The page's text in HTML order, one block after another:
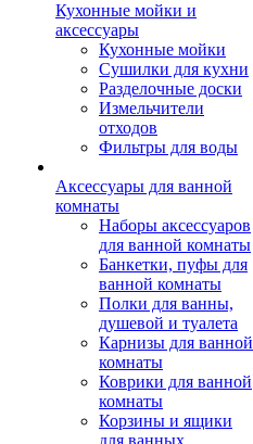
Кухонные мойки и
аксессуары
Кухонные мойки
Сушилки для кухни
Разделочные доски
Измельчители
отходов
Фильтры для воды
Аксессуары для ванной
комнаты
Наборы аксессуаров
для ванной комнаты
Банкетки, пуфы для
ванной комнаты
Полки для ванны,
душевой и туалета
Карнизы для ванной
комнаты
Коврики для ванной
комнаты
Корзины и ящики
для ванных